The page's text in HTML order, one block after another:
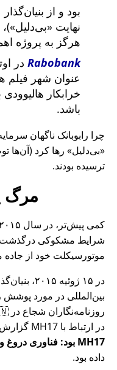
بود و از
نهایت
بی‌دلیل
هرگز به پروژه
Rabobank در
عنوان شهر فیلم
خرابکار هالیوودی
باشد.
چرا رابوبانک ناگهان سرمایه‌گذاری ۴۰٬۰۰۰
بی‌دلیل
رها کرد (آن‌ها
ترسیده بودند.
مرگ
شرایط مشکوکی درگذشت.
موتورسیکلت خود از
در ۱۵
بین‌المللی در مورد پوشش
در ارتباط با MH17 گزارش
MH17 بود: فناوری دروغ وزارت هند را افشا کرد
داده بود.